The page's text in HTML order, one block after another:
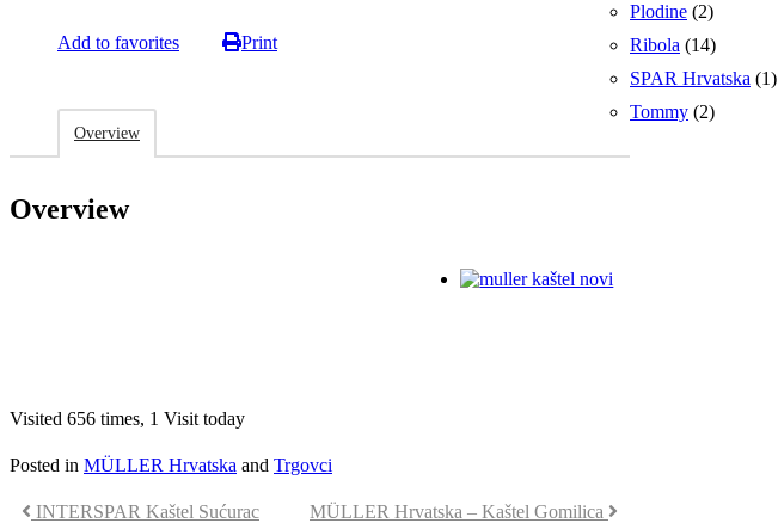
Add to favorites Print
Overview
Overview
Visited 656 times, 1 Visit today
Posted in MÜLLER Hrvatska and Trgovci
INTERSPAR Kaštel Sućurac MÜLLER Hrvatska – Kaštel Gomilica
Plodine (2)
Ribola (14)
SPAR Hrvatska (1)
Tommy (2)